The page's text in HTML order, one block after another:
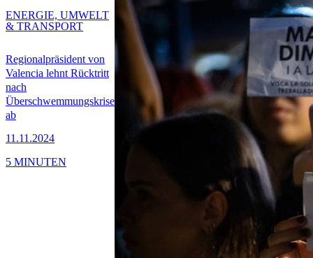
Regionalpräsident von
Valencia lehnt Rücktritt
nach
Überschwemmungskrise
ab
11.11.2024
ENERGIE, UMWELT
& TRANSPORT
5 MINUTEN